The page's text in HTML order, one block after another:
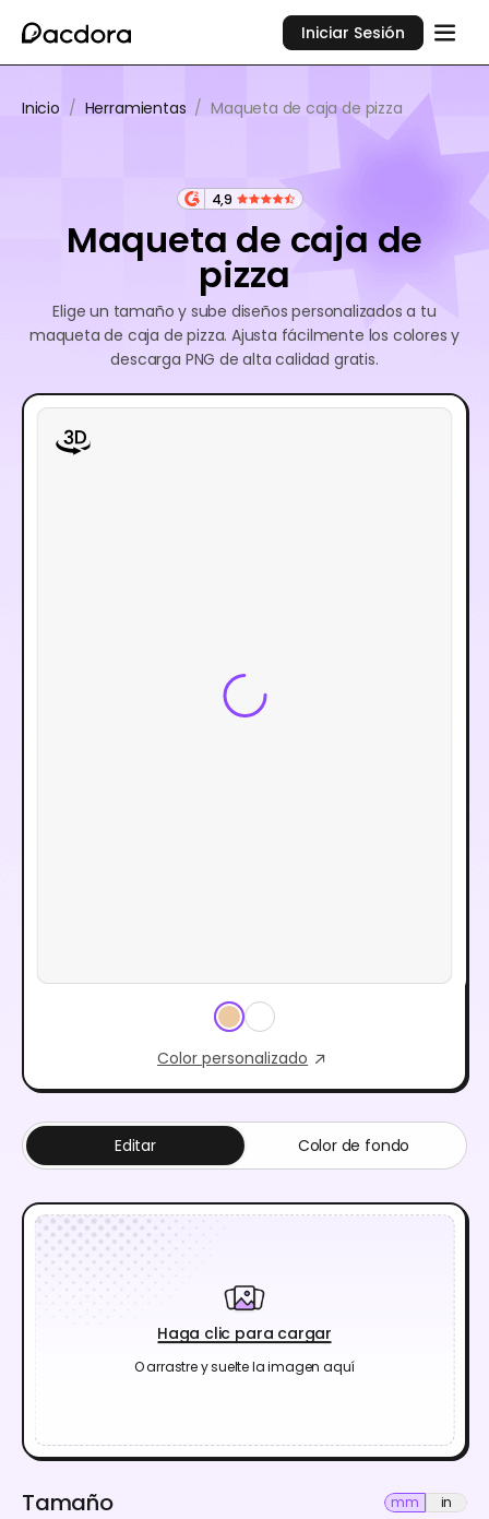
Iniciar Sesión
Inicio / Herramientas / Maqueta de caja de pizza
4,9
Maqueta de caja de
pizza
Elige un tamaño y sube diseños personalizados a tu
maqueta de caja de pizza. Ajusta fácilmente los colores y
descarga PNG de alta calidad gratis.
Color personalizado
Haga clic para cargar
O arrastre y suelte la imagen aquí
Editar Color de fondo
Tamaño mm in